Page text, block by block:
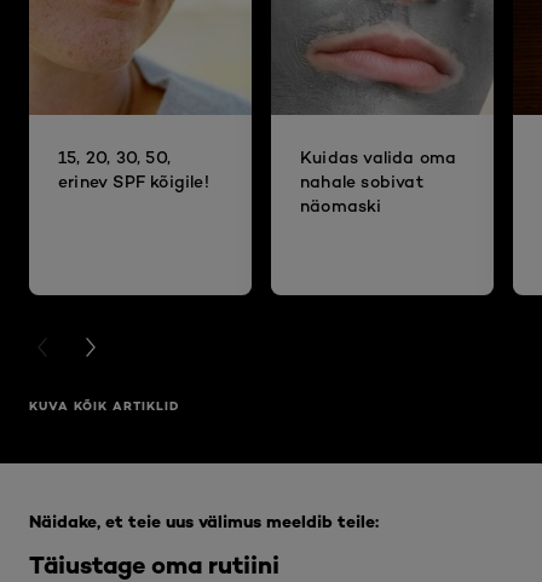
15, 20, 30, 50,
erinev SPF kõigile!
Kuidas valida oma
nahale sobivat
näomaski
PREVIOUS CARD
NEXT CARD
KUVA KÕIK ARTIKLID
Täiustage oma rutiini
Näidake, et teie uus välimus meeldib teile: